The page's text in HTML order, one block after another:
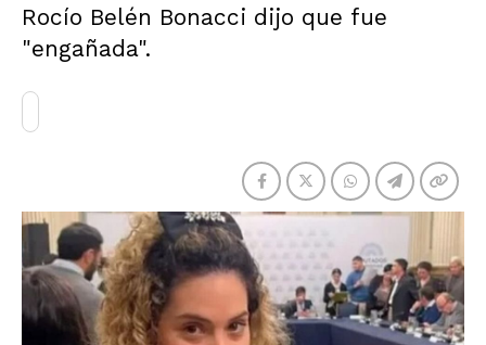
Rocío Belén Bonacci dijo que fue
"engañada".